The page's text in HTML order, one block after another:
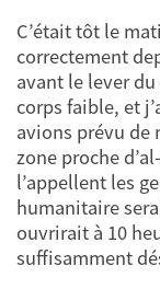
C’était tôt le
correctement
avant le lever
corps faible, et
avions prévu de
zone proche
l’appellent les
humanitaire
ouvrirait à 10
suffisamment